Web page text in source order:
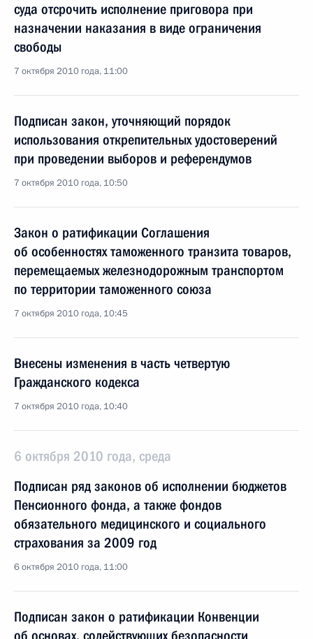
суда отсрочить исполнение приговора при
назначении наказания в виде ограничения
свободы
7 октября 2010 года, 11:00
Подписан закон, уточняющий порядок
использования открепительных удостоверений
при проведении выборов и референдумов
7 октября 2010 года, 10:50
Закон о ратификации Соглашения
об особенностях таможенного транзита товаров,
перемещаемых железнодорожным транспортом
по территории таможенного союза
7 октября 2010 года, 10:45
Внесены изменения в часть четвертую
Гражданского кодекса
7 октября 2010 года, 10:40
6 октября 2010 года, среда
Подписан ряд законов об исполнении бюджетов
Пенсионного фонда, а также фондов
обязательного медицинского и социального
страхования за 2009 год
6 октября 2010 года, 11:00
Подписан закон о ратификации Конвенции
об основах, содействующих безопасности